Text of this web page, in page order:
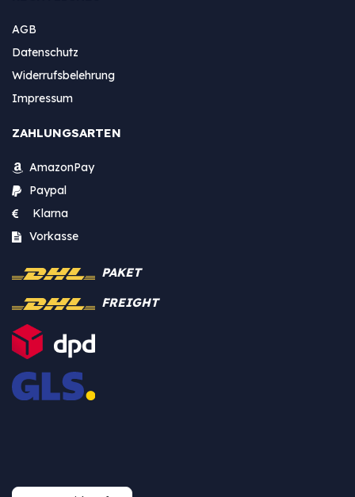
AGB
Datenschutz
Widerrufsbelehrung
Impressum
ZAHLUNGSARTEN
AmazonPay
Paypal
Klarna
Vorkasse
PAKET
FREIGHT